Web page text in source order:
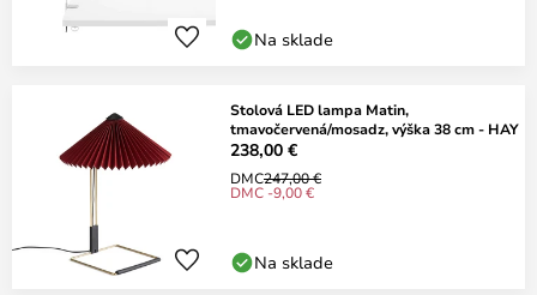
Na sklade
Stolová LED lampa Matin,
tmavočervená/mosadz, výška 38 cm - HAY
238,00 €
DMC247,00 €
DMC -9,00 €
Na sklade